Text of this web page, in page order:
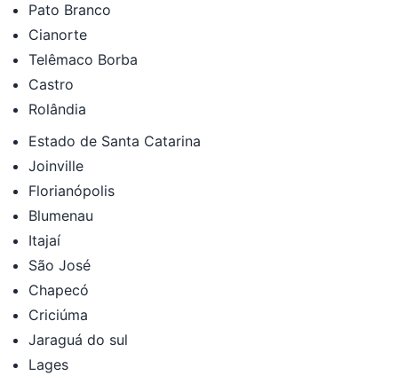
Pato Branco
Cianorte
Telêmaco Borba
Castro
Rolândia
Estado de Santa Catarina
Joinville
Florianópolis
Blumenau
Itajaí
São José
Chapecó
Criciúma
Jaraguá do sul
Lages